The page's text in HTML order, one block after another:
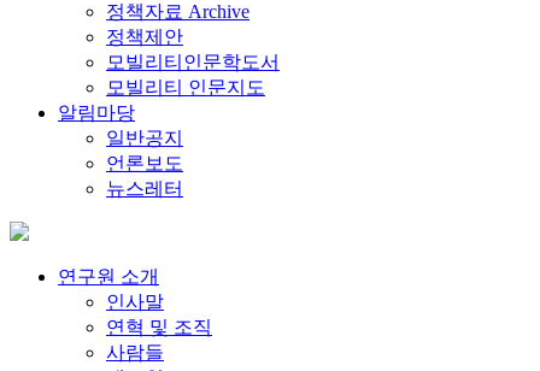
정책자료 Archive
정책제안
모빌리티인문학도서
모빌리티 인문지도
알림마당
일반공지
언론보도
뉴스레터
연구원 소개
인사말
연혁 및 조직
사람들